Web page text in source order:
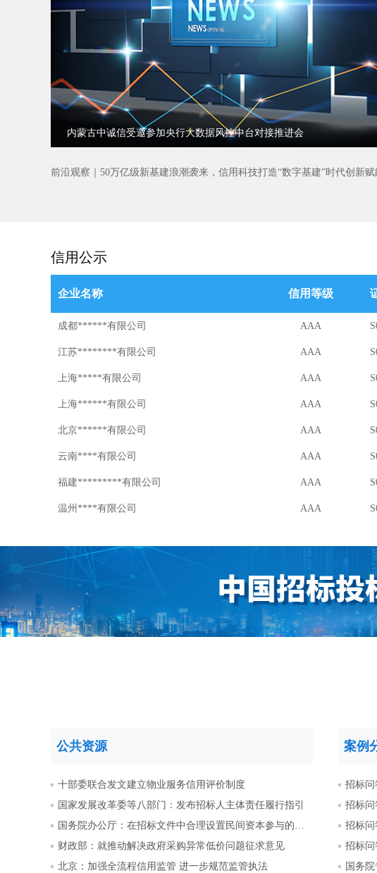
及时性，提高了中
用评级行业的技术水
内蒙古中诚信受邀参加央行大数据风控中台对接推进会
信用公示
企业名称 信用等级
成都******有限公司 AAA
江苏********有限公司 AAA
上海*****有限公司 AAA
上海******有限公司 AAA
北京******有限公司 AAA
云南****有限公司 AAA
福建*********有限公司 AAA
温州****有限公司 AAA
公共资源
十部委联合发文建立物业服务信用评价制度
国家发展改革委等八部门：发布招标人主体责任履行指引
国务院办公厅：在招标文件中合理设置民间资本参与的要求和条件
财政部：就推动解决政府采购异常低价问题征求意见
北京：加强全流程信用监管 进一步规范监管执法
案例
招标问
招标问
招标
招标问
国务院